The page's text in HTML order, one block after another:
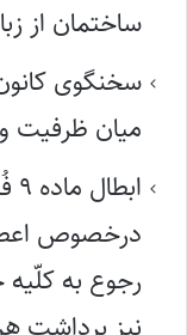
ساختمان از
سخنگوی
میان ظرفیت
درخصوص
رجوع به